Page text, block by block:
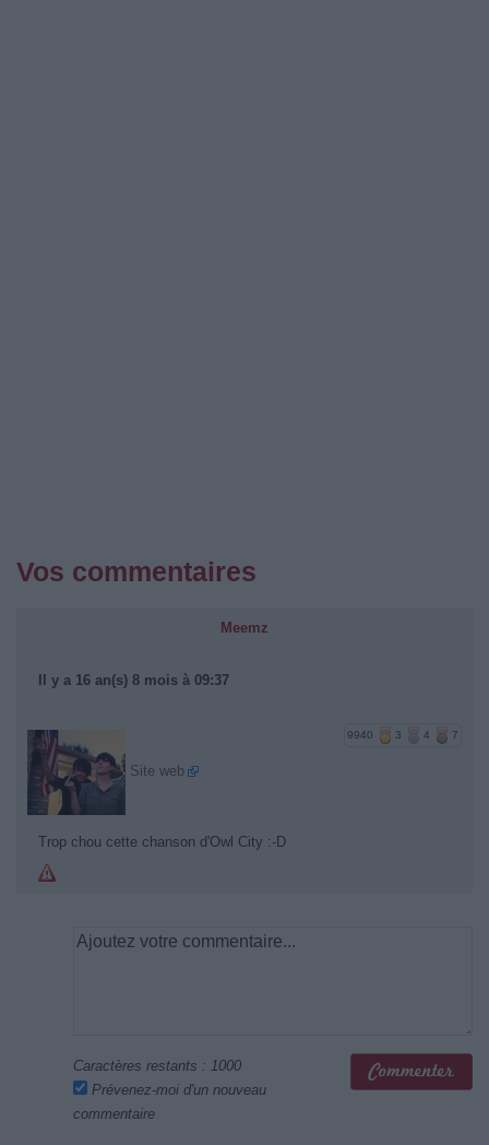
Vos commentaires
Meemz
Il y a 16 an(s) 8 mois à 09:37
9940 3 4 7
Site web
Trop chou cette chanson d'Owl City :-D
Caractères restants : 1000
Prévenez-moi d'un nouveau
commentaire